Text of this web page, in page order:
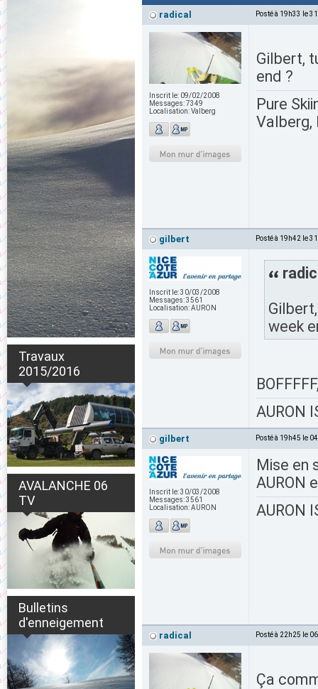
Travaux
2015/2016
AVALANCHE 06
TV
Bulletins
d'enneigement
radical Posté à 19h33 le
Inscrit le: 09/02/2008
Messages:7349
Localisation:Valberg
Gilbert,
end ?
Pure
Valberg,
gilbert Posté à 19h42 le
Inscrit le:30/03/2008
Messages:3561
Localisation:AURON
week
AURON
gilbert Posté à 19h45 le
Inscrit le:30/03/2008
Messages:3561
Localisation:AURON
Mise en
AURON
AURON
radical Posté à 22h25 le
Ça